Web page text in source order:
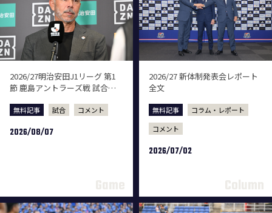
2026/27明治安田J1リーグ 第1
節 鹿島アントラーズ戦 試合後
無料記事 試合 コメント
2026/08/07
2026/27 新体制発表会レポート
全文
無料記事
コラム・レポート
コメント
2026/07/02